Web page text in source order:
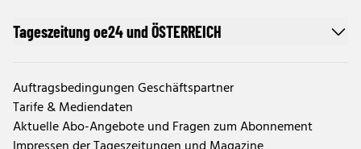
Tageszeitung oe24 und ÖSTERREICH
Auftragsbedingungen Geschäftspartner
Tarife & Mediendaten
Aktuelle Abo-Angebote und Fragen zum Abonnement